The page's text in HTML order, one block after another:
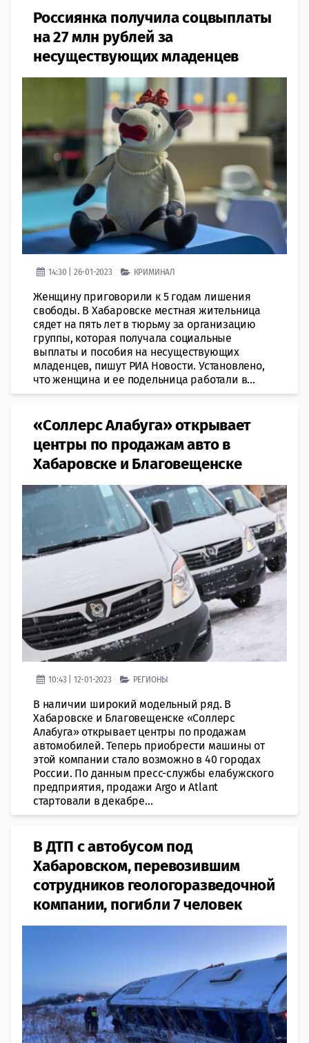
Россиянка получила соцвыплаты
на 27 млн рублей за
несуществующих младенцев
14:30 | 26-01-2023 КРИМИНАЛ
Женщину приговорили к 5 годам лишения
свободы. В Хабаровске местная жительница
сядет на пять лет в тюрьму за организацию
группы, которая получала социальные
выплаты и пособия на несуществующих
младенцев, пишут РИА Новости. Установлено,
что женщина и ее подельница работали в...
«Соллерс Алабуга» открывает
центры по продажам авто в
Хабаровске и Благовещенске
10:43 | 12-01-2023 РЕГИОНЫ
В наличии широкий модельный ряд. В
Хабаровске и Благовещенске «Соллерс
Алабуга» открывает центры по продажам
автомобилей. Теперь приобрести машины от
этой компании стало возможно в 40 городах
России. По данным пресс-службы елабужского
предприятия, продажи Argo и Atlant
стартовали в декабре...
В ДТП с автобусом под
Хабаровском, перевозившим
сотрудников геологоразведочной
компании, погибли 7 человек